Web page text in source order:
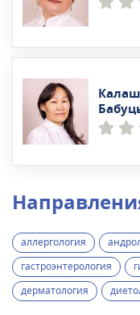
аллергология
гастроэнтерология
дерматология